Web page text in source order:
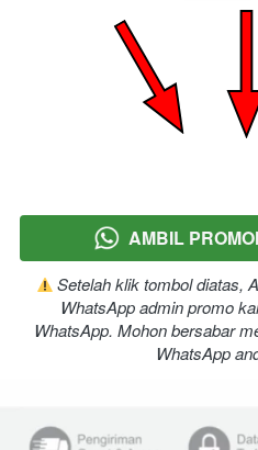
` AMBIL
Setelah klik tombol diatas,
WhatsApp admin promo
WhatsApp. Mohon bersabar
WhatsApp